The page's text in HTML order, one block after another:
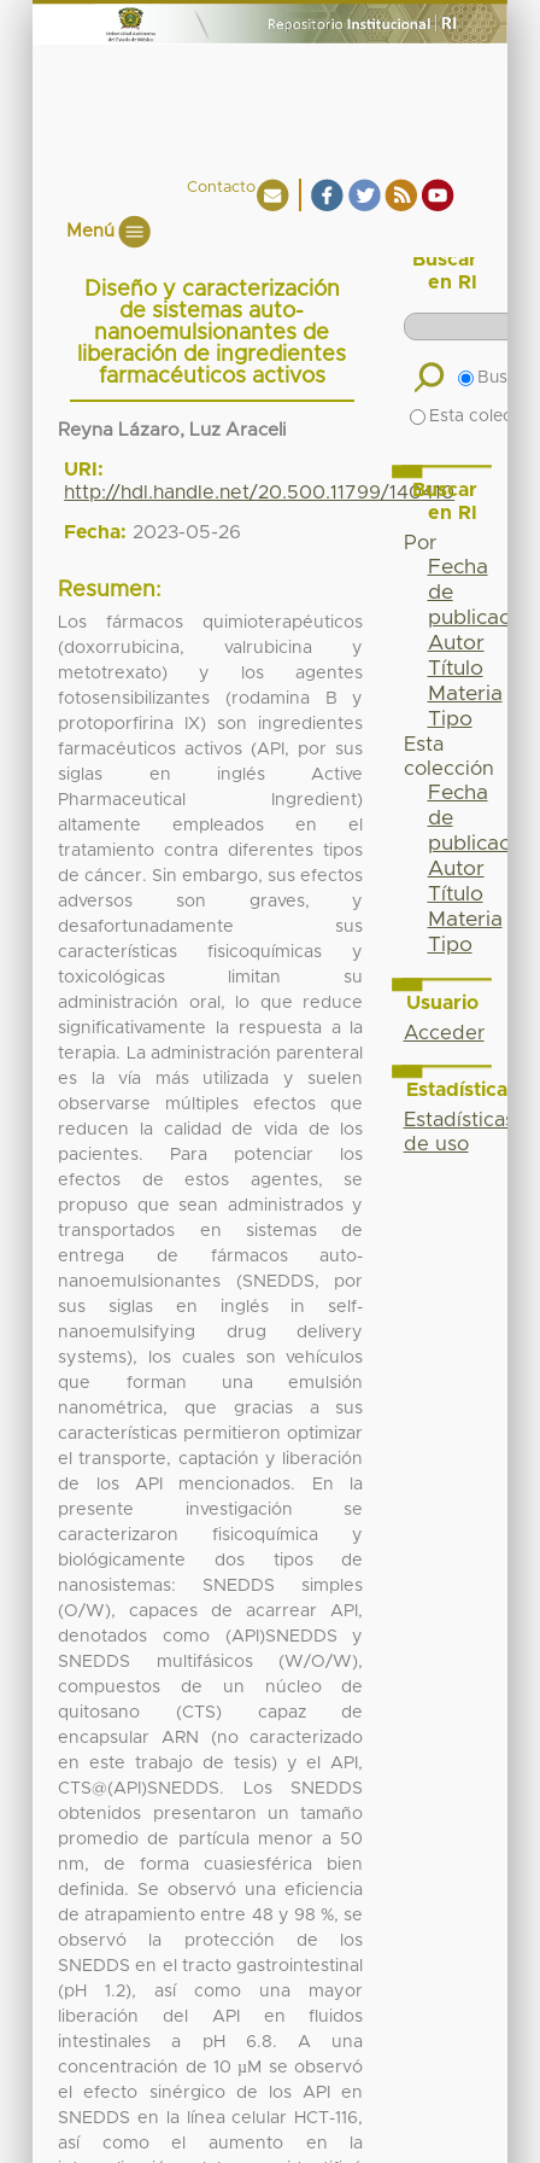
Contacto
Menú
Diseño y caracterización
de sistemas auto-
nanoemulsionantes de
liberación de ingredientes
farmacéuticos activos
Reyna Lázaro, Luz Araceli
URI:
http://hdl.handle.net/20.500.11799/140410
Fecha: 2023-05-26
Resumen:
Los fármacos quimioterapéuticos
(doxorrubicina, valrubicina y
metotrexato) y los agentes
fotosensibilizantes (rodamina B y
protoporfirina IX) son ingredientes
farmacéuticos activos (API, por sus
siglas en inglés Active
Pharmaceutical Ingredient)
altamente empleados en el
tratamiento contra diferentes tipos
de cáncer. Sin embargo, sus efectos
adversos son graves, y
desafortunadamente sus
características fisicoquímicas y
toxicológicas limitan su
administración oral, lo que reduce
significativamente la respuesta a la
terapia. La administración parenteral
es la vía más utilizada y suelen
observarse múltiples efectos que
reducen la calidad de vida de los
pacientes. Para potenciar los
efectos de estos agentes, se
propuso que sean administrados y
transportados en sistemas de
entrega de fármacos auto-
nanoemulsionantes (SNEDDS, por
sus siglas en inglés in self-
nanoemulsifying drug delivery
systems), los cuales son vehículos
que forman una emulsión
nanométrica, que gracias a sus
características permitieron optimizar
el transporte, captación y liberación
de los API mencionados. En la
presente investigación se
caracterizaron fisicoquímica y
biológicamente dos tipos de
nanosistemas: SNEDDS simples
(O/W), capaces de acarrear API,
denotados como (API)SNEDDS y
SNEDDS multifásicos (W/O/W),
compuestos de un núcleo de
quitosano (CTS) capaz de
encapsular ARN (no caracterizado
en este trabajo de tesis) y el API,
CTS@(API)SNEDDS. Los SNEDDS
obtenidos presentaron un tamaño
promedio de partícula menor a 50
nm, de forma cuasiesférica bien
definida. Se observó una eficiencia
de atrapamiento entre 48 y 98 %, se
observó la protección de los
SNEDDS en el tracto gastrointestinal
(pH 1.2), así como una mayor
liberación del API en fluidos
intestinales a pH 6.8. A una
concentración de 10 µM se observó
el efecto sinérgico de los API en
SNEDDS en la línea celular HCT-116,
así como el aumento en la
Buscar
en RI
Buscar
Esta
Buscar
en RI
Por
Fecha
de
publicación
Autor
Título
Materia
Tipo
Esta
colección
Fecha
de
publicación
Autor
Título
Materia
Tipo
Usuario
Acceder
Estadísticas
Estadísticas
de uso